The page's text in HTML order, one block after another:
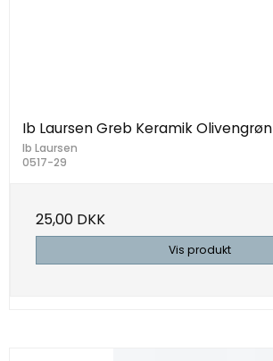
Ib Laursen Greb Keramik Olivengrøn
Ib Laursen
0517-29
25,00 DKK
Vis produkt